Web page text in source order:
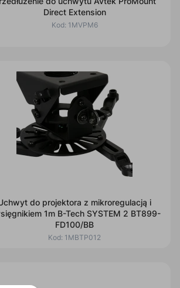
Direct Extension
Kod: 1MVPM6
do projektora z mikroregulacją i
1m B-Tech SYSTEM 2 BT899-
FD100/BB
Kod: 1MBTP012